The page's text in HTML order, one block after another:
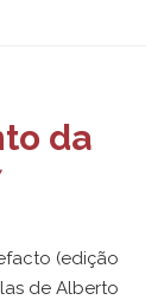
da
(edição
de Alberto